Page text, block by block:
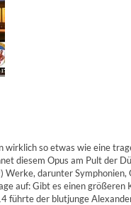
so etwas wie eine
diesem Opus am Pult der
Werke, darunter
auf: Gibt es einen
führte der blutjunge